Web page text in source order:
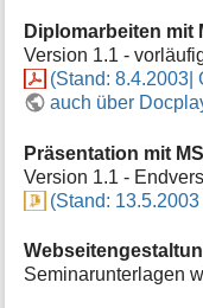
a
t
i
o
n
n
z
u
S
e
Diplomarbeiten mit
Version 1.1 -
(Stand: 8.4.2003|
auch über
Präsentation mit
Version 1.1 -
(Stand:
Seminarunterlagen